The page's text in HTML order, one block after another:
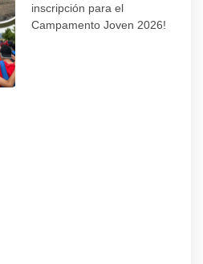
inscripción para el
Campamento Joven 2026!